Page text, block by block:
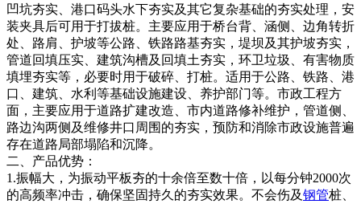
凹坑夯实、港口码头水下夯实及其它复杂基础的夯实处理，安
装夹具后可用于打拔桩。主要应用于桥台背、涵侧、边角转折
处、路肩、护坡等公路、铁路路基夯实，堤坝及其护坡夯实，
管道回填压实、建筑沟槽及回填土夯实，环卫垃圾、有害物质
填埋夯实等，必要时用于破碎、打桩。适用于公路、铁路、港
口、建筑、水利等基础设施建设、养护部门等。市政工程方
面，主要应用于道路扩建改造、市内道路修补维护，管道侧、
路边沟两侧及维修井口周围的夯实，预防和消除市政设施普遍
存在道路局部塌陷和沉降。
二、产品优势：
1.振幅大，为振动平板夯的十余倍至数十倍，以每分钟2000次
的高频率冲击，确保坚固持久的夯实效果。不会伤及钢管桩、